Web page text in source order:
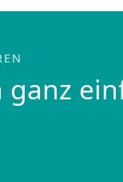
ganz